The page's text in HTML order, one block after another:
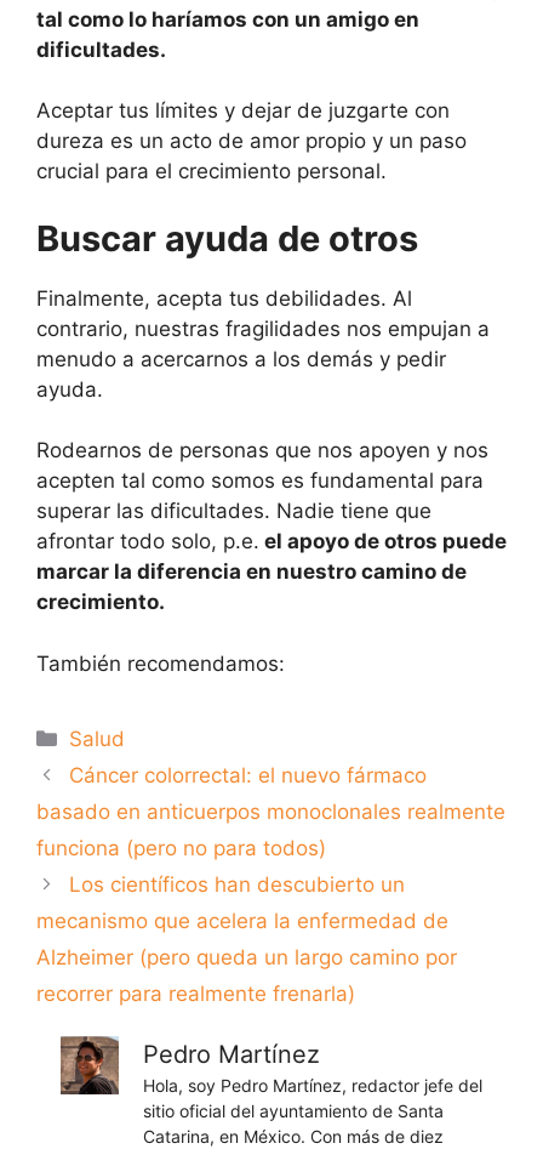
tal como lo haríamos con un amigo en
dificultades.
Aceptar tus límites y dejar de juzgarte con
dureza es un acto de amor propio y un paso
crucial para el crecimiento personal.
Buscar ayuda de otros
Finalmente, acepta tus debilidades. Al
contrario, nuestras fragilidades nos empujan a
menudo a acercarnos a los demás y pedir
ayuda.
Rodearnos de personas que nos apoyen y nos
acepten tal como somos es fundamental para
superar las dificultades. Nadie tiene que
afrontar todo solo, p.e. el apoyo de otros puede
marcar la diferencia en nuestro camino de
crecimiento.
También recomendamos:
Categorías
Salud
Cáncer colorrectal: el nuevo fármaco
basado en anticuerpos monoclonales realmente
funciona (pero no para todos)
Los científicos han descubierto un
mecanismo que acelera la enfermedad de
Alzheimer (pero queda un largo camino por
recorrer para realmente frenarla)
Pedro Martínez
Hola, soy Pedro Martínez, redactor jefe del
sitio oficial del ayuntamiento de Santa
Catarina, en México. Con más de diez